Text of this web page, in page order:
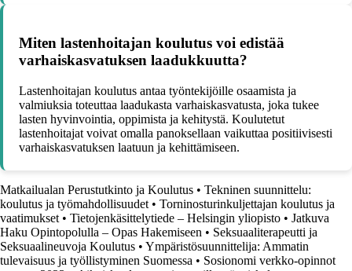
Miten lastenhoitajan koulutus voi edistää
varhaiskasvatuksen laadukkuutta?
Lastenhoitajan koulutus antaa työntekijöille osaamista ja
valmiuksia toteuttaa laadukasta varhaiskasvatusta, joka tukee
lasten hyvinvointia, oppimista ja kehitystä. Koulutetut
lastenhoitajat voivat omalla panoksellaan vaikuttaa positiivisesti
varhaiskasvatuksen laatuun ja kehittämiseen.
Matkailualan Perustutkinto ja Koulutus • Tekninen suunnittelu:
koulutus ja työmahdollisuudet • Torninosturinkuljettajan koulutus ja
vaatimukset • Tietojenkäsittelytiede – Helsingin yliopisto • Jatkuva
Haku Opintopolulla – Opas Hakemiseen • Seksuaaliterapeutti ja
Seksuaalineuvoja Koulutus • Ympäristösuunnittelija: Ammatin
tulevaisuus ja työllistyminen Suomessa • Sosionomi verkko-opinnot